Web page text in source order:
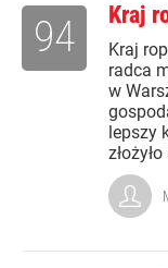
Kraj
Kraj
radca
w
lepszy
94